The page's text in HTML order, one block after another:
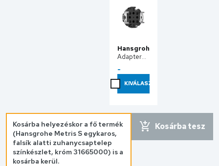
Hansgrohe
Adapter
Universal 2
alaptesthez
13588000
-
KIVÁLASZT
Kosárba helyezéskor a fő termék
(Hansgrohe Metris S egykaros,
falsík alatti zuhanycsaptelep
színkészlet, króm 31665000) is a
kosárba kerül.
Kosárba tesz